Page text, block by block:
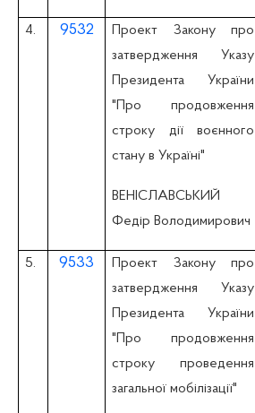
4. 9532
Проект Закону про
затвердження Указу
Президента України
"Про продовження
строку дії воєнного
стану в Україні"
ВЕНІСЛАВСЬКИЙ
Федір Володимирович
5. 9533
Проект Закону про
затвердження Указу
Президента України
"Про продовження
строку проведення
загальної мобілізації"